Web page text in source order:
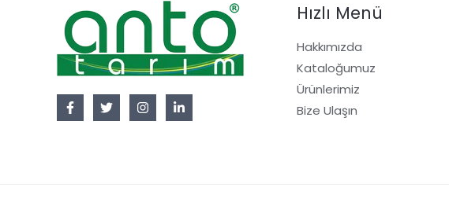
Hızlı Menü
Hakkımızda
Kataloğumuz
Ürünlerimiz
Bize Ulaşın